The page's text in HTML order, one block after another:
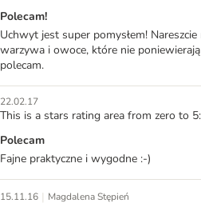
Polecam!
Uchwyt jest super pomysłem!
warzywa i owoce, które nie poniewierają
polecam.
22.02.17
This is a stars rating area from zero to
Polecam
Fajne praktyczne i wygodne :-)
15.11.16 | Magdalena Stępień